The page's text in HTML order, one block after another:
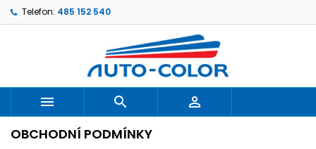
Telefon: 485 152 540
  
OBCHODNÍ PODMÍNKY